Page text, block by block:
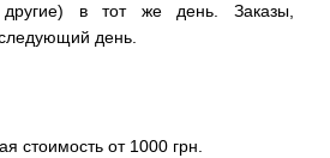
в тот же день. Заказы,
день.
стоимость от 1000 грн.